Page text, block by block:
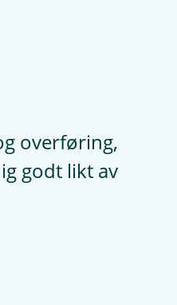
overføring,
godt likt av